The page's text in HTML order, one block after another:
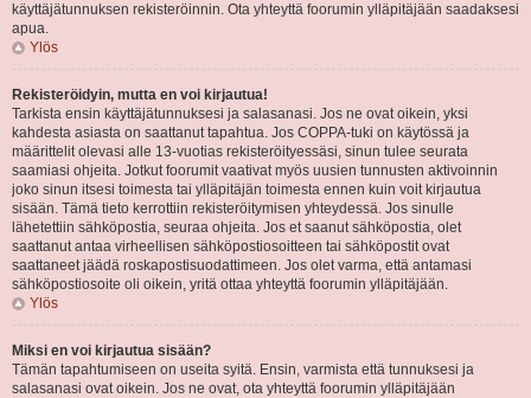
käyttäjätunnuksen rekisteröinnin. Ota yhteyttä foorumin ylläpitäjään saadaksesi
apua.
Ylös
Rekisteröidyin, mutta en voi kirjautua!
Tarkista ensin käyttäjätunnuksesi ja salasanasi. Jos ne ovat oikein, yksi
kahdesta asiasta on saattanut tapahtua. Jos COPPA-tuki on käytössä ja
määrittelit olevasi alle 13-vuotias rekisteröityessäsi, sinun tulee seurata
saamiasi ohjeita. Jotkut foorumit vaativat myös uusien tunnusten aktivoinnin
joko sinun itsesi toimesta tai ylläpitäjän toimesta ennen kuin voit kirjautua
sisään. Tämä tieto kerrottiin rekisteröitymisen yhteydessä. Jos sinulle
lähetettiin sähköpostia, seuraa ohjeita. Jos et saanut sähköpostia, olet
saattanut antaa virheellisen sähköpostiosoitteen tai sähköpostit ovat
saattaneet jäädä roskapostisuodattimeen. Jos olet varma, että antamasi
sähköpostiosoite oli oikein, yritä ottaa yhteyttä foorumin ylläpitäjään.
Ylös
Miksi en voi kirjautua sisään?
Tämän tapahtumiseen on useita syitä. Ensin, varmista että tunnuksesi ja
salasanasi ovat oikein. Jos ne ovat, ota yhteyttä foorumin ylläpitäjään